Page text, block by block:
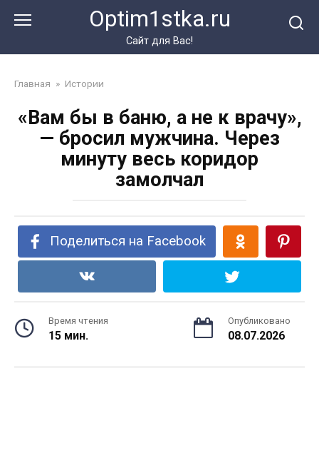
Optim1stka.ru
Сайт для Вас!
Главная » Истории
«Вам бы в баню, а не к врачу»,
— бросил мужчина. Через
минуту весь коридор
замолчал
Поделиться на Facebook
Время чтения
15 мин.
Опубликовано
08.07.2026